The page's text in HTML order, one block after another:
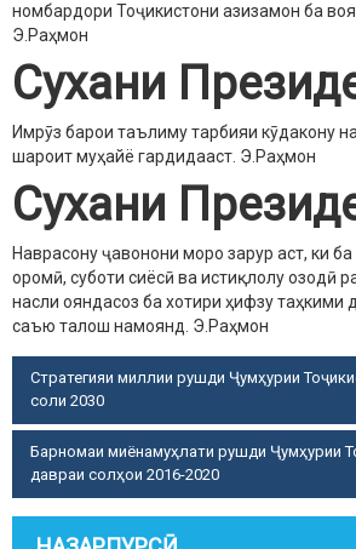
номбардори Тоҷикистони азизамон ба
Э.Раҳмон
Сухани
Имрӯз барои таълиму тарбияи кӯдакону
шароит муҳайё гардидааст. Э.Раҳмон
Сухани
Наврасону ҷавонони моро зарур аст, ки
оромӣ, суботи сиёсӣ ва истиқлолу озодӣ
насли ояндасоз ба хотири ҳифзу таҳкими
саъю талош намоянд. Э.Раҳмон
Стратегияи миллии рушди Ҷумҳурии
соли 2030
Барномаи миёнамуҳлати рушди Ҷумҳурии
давраи солҳои 2016-2020